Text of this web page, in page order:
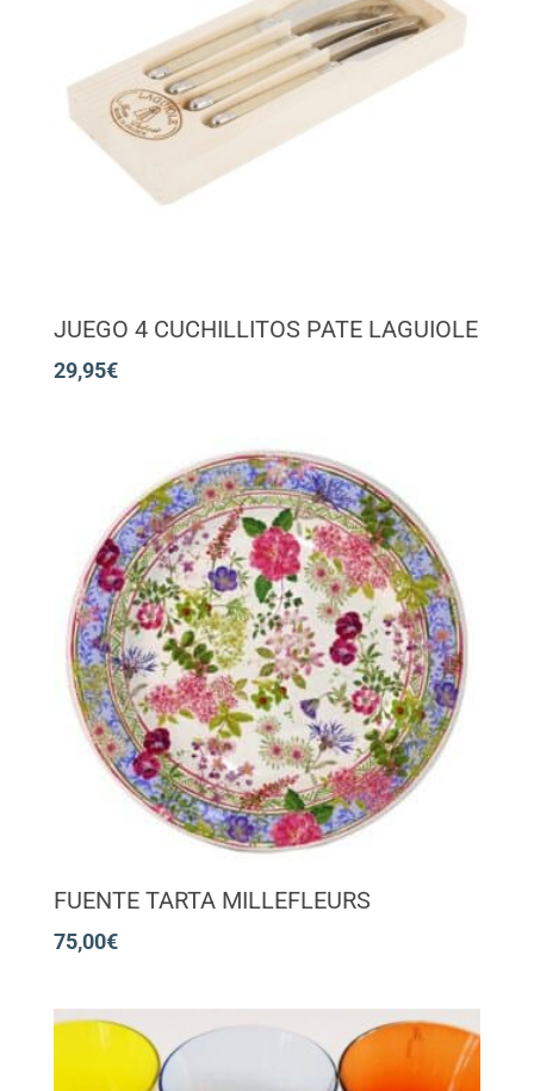
JUEGO 4 CUCHILLITOS PATE LAGUIOLE
29,95€
FUENTE TARTA MILLEFLEURS
75,00€